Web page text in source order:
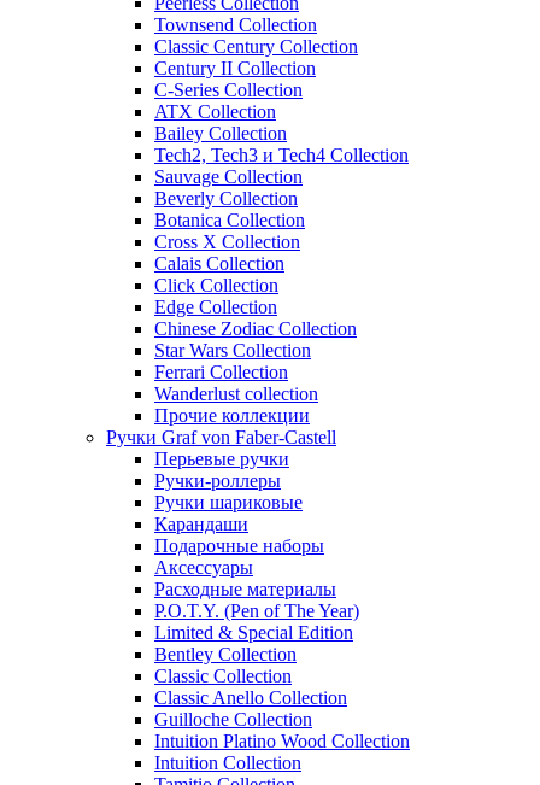
Townsend Collection
Classic Century Collection
Century II Collection
C-Series Collection
ATX Collection
Bailey Collection
Tech2, Tech3 и Tech4 Collection
Sauvage Collection
Beverly Collection
Botanica Collection
Cross X Collection
Calais Collection
Click Collection
Edge Collection
Chinese Zodiac Collection
Star Wars Collection
Ferrari Collection
Wanderlust collection
Прочие коллекции
Ручки Graf von Faber-Castell
Перьевые ручки
Ручки-роллеры
Ручки шариковые
Карандаши
Подарочные наборы
Аксессуары
Расходные материалы
P.O.T.Y. (Pen of The Year)
Limited & Special Edition
Bentley Collection
Classic Collection
Classic Anello Collection
Guilloche Collection
Intuition Platino Wood Collection
Intuition Collection